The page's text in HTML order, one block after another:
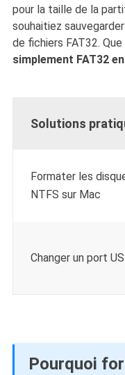
pour la taille de la
souhaitiez
de fichiers FAT32.
simplement FAT32
Solutions
Formater les
NTFS sur Mac
Changer un port
Pourquoi